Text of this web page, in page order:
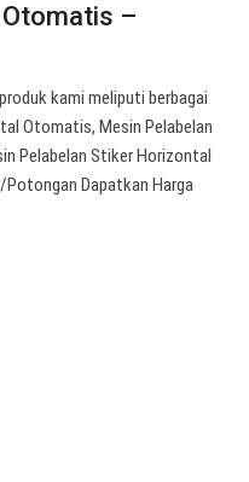
–
kami meliputi berbagai
Otomatis, Mesin Pelabelan
Pelabelan Stiker Horizontal
Dapatkan Harga